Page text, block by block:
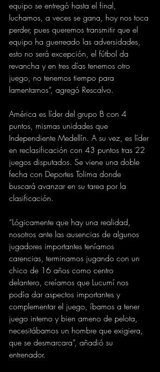
equipo se entregó hasta el final,
luchamos, a veces se gana, hoy nos toca
perder, pues queremos transmitir que el
equipo ha guerreado las adversidades,
esto no será excepción, el fútbol da
revancha y en tres días tenemos otro
juego, no tenemos tiempo para
lamentarnos”, agregó Rescalvo.
América es líder del grupo B con 4
puntos, mismas unidades que
Independiente Medellín. A su vez, es líder
en reclasificación con 43 puntos tras 22
juegos disputados. Se viene una doble
fecha con Deportes Tolima donde
buscará avanzar en su tarea por la
clasificación.
“Lógicamente que hay una realidad,
nosotros ante las ausencias de algunos
jugadores importantes teníamos
carencias, terminamos jugando con un
chico de 16 años como centro
delantero, creíamos que Lucumí nos
podía dar aspectos importantes y
complementar el juego, íbamos a tener
juego interno y bien ameno de pelota,
necesitábamos un hombre que exigiera,
que se desmarcara”, añadió su
entrenador.